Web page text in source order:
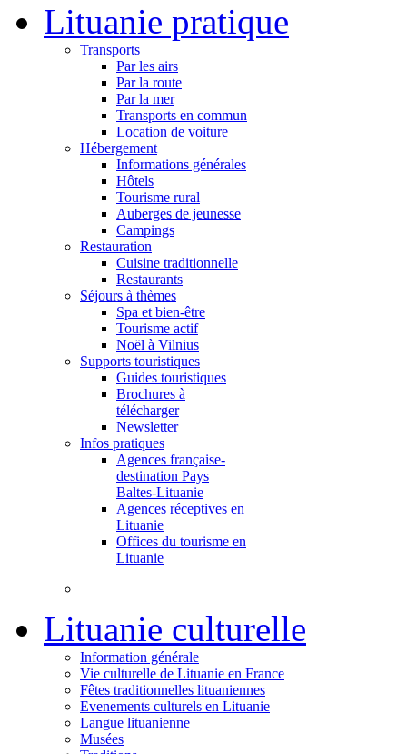
Lituanie pratique
Transports
Par les airs
Par la route
Par la mer
Transports en commun
Location de voiture
Hébergement
Informations générales
Hôtels
Tourisme rural
Auberges de jeunesse
Campings
Restauration
Cuisine traditionnelle
Restaurants
Séjours à thèmes
Spa et bien-être
Tourisme actif
Noël à Vilnius
Supports touristiques
Guides touristiques
Brochures à
télécharger
Newsletter
Infos pratiques
Agences française-
destination Pays
Baltes-Lituanie
Agences réceptives en
Lituanie
Offices du tourisme en
Lituanie
Lituanie culturelle
Information générale
Vie culturelle de Lituanie en France
Fêtes traditionnelles lituaniennes
Evenements culturels en Lituanie
Langue lituanienne
Musées